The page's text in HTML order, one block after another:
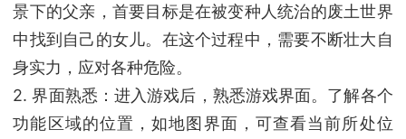
景下的父亲，首要目标是在被变种人统治的废土世界
中找到自己的女儿。在这个过程中，需要不断壮大自
身实力，应对各种危险。
2. 界面熟悉：进入游戏后，熟悉游戏界面。了解各个
功能区域的位置，如地图界面，可查看当前所处位